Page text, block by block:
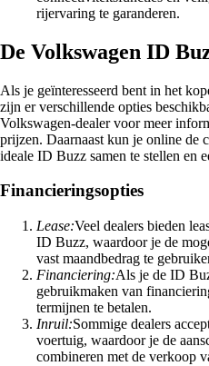
rijervaring te garanderen.
De Volkswagen ID
Als je geïnteresseerd bent in het
zijn er verschillende opties
Volkswagen-dealer voor meer
prijzen. Daarnaast kun je online de
ideale ID Buzz samen te stellen en
Financieringsopties
Lease:Veel dealers bieden
ID Buzz, waardoor je de
vast maandbedrag te
Financiering:Als je de ID
gebruikmaken van
termijnen te betalen.
Inruil:Sommige dealers
voertuig, waardoor je de
combineren met de verkoop